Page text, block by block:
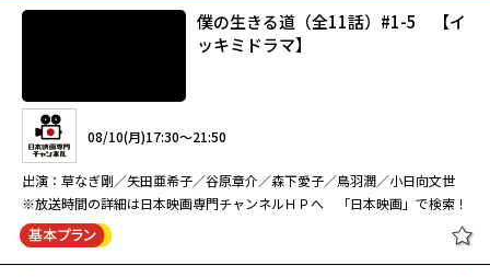
僕の生きる道（全11話）#1-5 【イ
ッキミドラマ】
08/10(月)17:30～21:50
出演：草なぎ剛／矢田亜希子／谷原章介／森下愛子／鳥羽潤／小日向文世
※放送時間の詳細は日本映画専門チャンネルＨＰへ 「日本映画」で検索！